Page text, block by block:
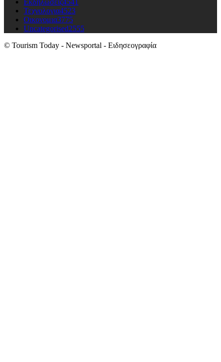
Εκδηλώσεις4541
Τεχνολογια4523
Οικονομια3775
Uncategorised2555
© Tourism Today - Newsportal - Ειδησεογραφία